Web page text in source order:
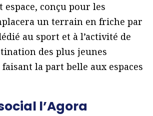
espace, conçu pour les
un terrain en friche par
au sport et à l’activité de
des plus jeunes
la part belle aux espaces
l’Agora